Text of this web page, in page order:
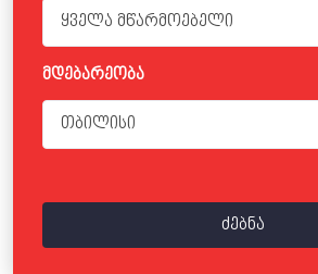
ყველა მწარმოებელი
მდებარეობა
თბილისი
ძებნა